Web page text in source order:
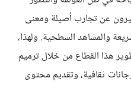
عن تجارب أصيلة ومعنى
والمشاهد السطحية. ولهذا،
هذا القطاع من خلال ترميم
ثقافية، وتقديم محتوى